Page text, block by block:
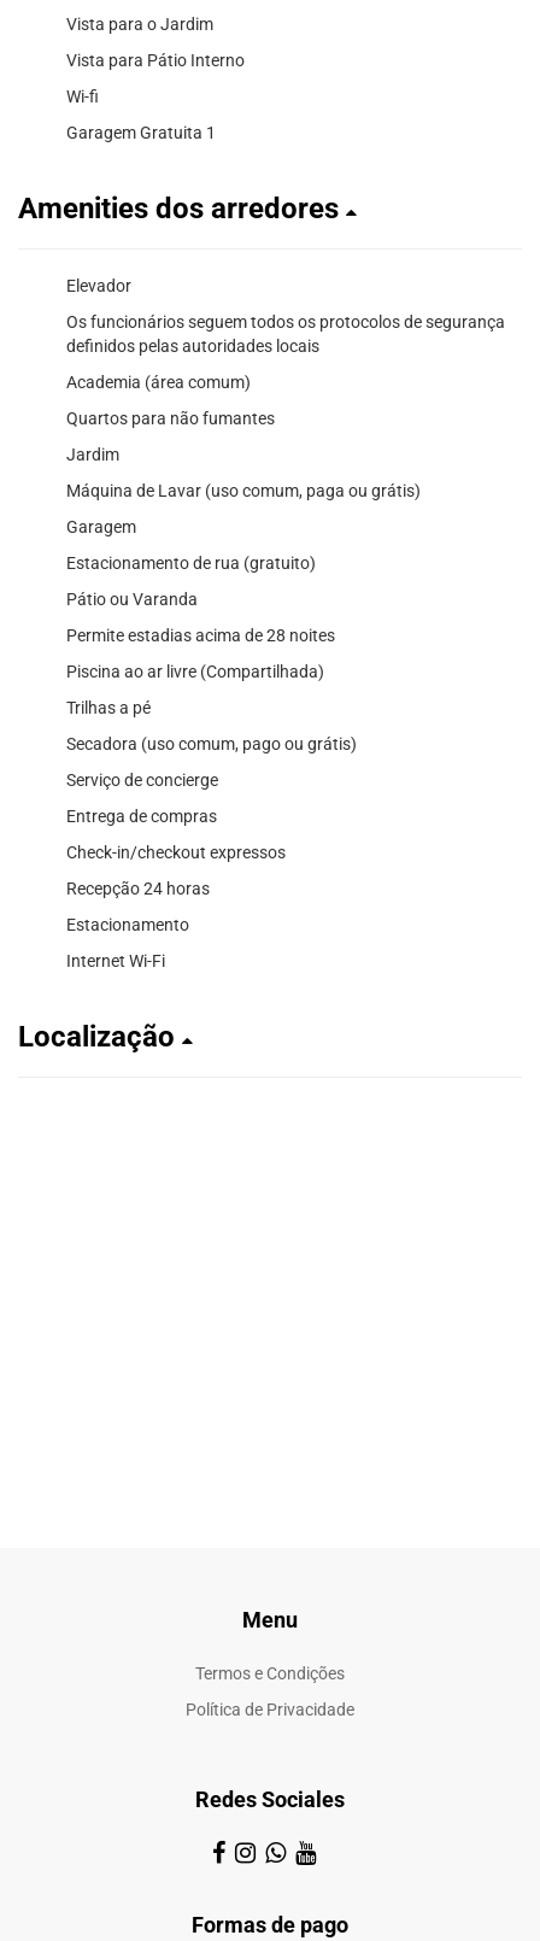
Vista para o Jardim
Vista para Pátio Interno
Wi-fi
Garagem Gratuita 1
Amenities dos arredores
Elevador
Os funcionários seguem todos os protocolos de segurança
definidos pelas autoridades locais
Academia (área comum)
Quartos para não fumantes
Jardim
Máquina de Lavar (uso comum, paga ou grátis)
Garagem
Estacionamento de rua (gratuito)
Pátio ou Varanda
Permite estadias acima de 28 noites
Piscina ao ar livre (Compartilhada)
Trilhas a pé
Secadora (uso comum, pago ou grátis)
Serviço de concierge
Entrega de compras
Check-in/checkout expressos
Recepção 24 horas
Estacionamento
Internet Wi-Fi
Localização
Menu
Termos e Condições
Política de Privacidade
Redes Sociales
Formas de pago